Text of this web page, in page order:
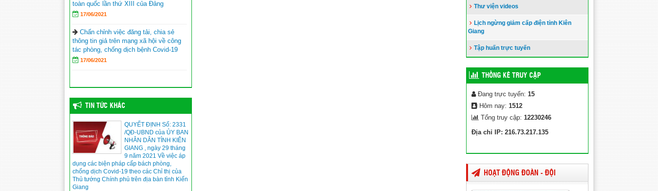
trao tặng nhà khuyến học cho học sinh
nghèo xã Phong Đông
Agribank chi nhánh huyện Vĩnh
Thuận Kiên Giang II trao tập cho 22
trường nhân lễ khai giảng năm học mới
2023-2024
(11/09/2023)
Đồng chí Nguyễn Văn Sạch dự lễ
Thuận(05/09/2023)
Thư của Chủ tịch nước Võ Văn
Thưởng gửi ngành giáo dục nhân dịp
khai giảng năm học 2023-
2024(04/09/2023)
toàn quốc lần thứ XIII của Đảng
17/06/2021
Chấn chỉnh việc đăng tải, chia sẻ
thông tin giả trên mạng xã hội về công
tác phòng, chống dịch bệnh Covid-19
17/06/2021
TIN TỨC KHÁC
QUYẾT ĐỊNH Số: 2331
/QĐ-UBND của ỦY BAN
NHÂN DÂN TỈNH KIÊN
GIANG , ngày 29 tháng
9 năm 2021 Về việc áp
dụng các biện pháp cấp bách phòng,
chống dịch Covid-19 theo các Chỉ thị của
Thủ tướng Chính phủ trên địa bàn tỉnh Kiến
Giang
Thư viện videos
Lịch ngừng giảm cấp điện tỉnh Kiên
Giang
Tập huấn trực tuyến
THỐNG KÊ TRUY CẬP
Đang trực tuyến: 15
Hôm nay: 1512
Tổng truy cập: 12230246
Địa chỉ IP: 216.73.217.135
HOẠT ĐỘNG ĐOÀN - ĐỘI